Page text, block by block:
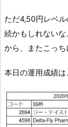
ただ4,50円レベ
続かもしれない
から、またこっち
本日の運用成績は